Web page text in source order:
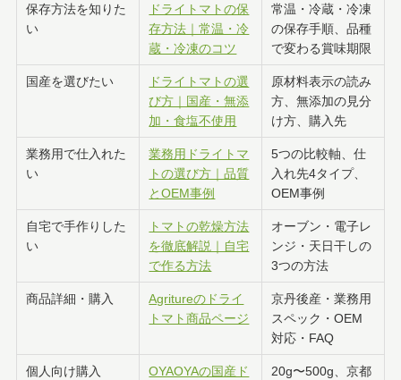
保存方法を知りた
い
ドライトマトの保
存方法｜常温・冷
蔵・冷凍のコツ
常温・冷蔵・冷凍
の保存手順、品種
で変わる賞味期限
国産を選びたい
ドライトマトの選
び方｜国産・無添
加・食塩不使用
原材料表示の読み
方、無添加の見分
け方、購入先
業務用で仕入れた
い
業務用ドライトマ
トの選び方｜品質
とOEM事例
5つの比較軸、仕
入れ先4タイプ、
OEM事例
自宅で手作りした
い
トマトの乾燥方法
を徹底解説｜自宅
で作る方法
オーブン・電子レ
ンジ・天日干しの
3つの方法
商品詳細・購入
Agritureのドライ
トマト商品ページ
京丹後産・業務用
スペック・OEM
対応・FAQ
個人向け購入
OYAOYAの国産ド
20g〜500g、京都